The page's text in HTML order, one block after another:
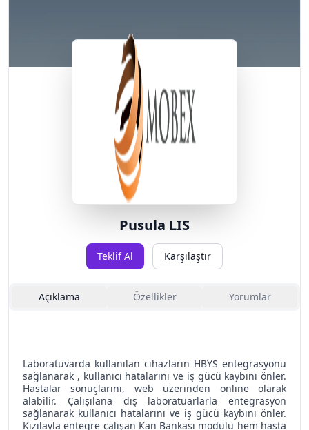
Pusula LIS
Teklif Al Karşılaştır
Açıklama Özellikler Yorumlar
Laboratuvarda kullanılan cihazların HBYS entegrasyonu
sağlanarak , kullanıcı hatalarını ve iş gücü kaybını önler.
Hastalar sonuçlarını, web üzerinden online olarak
alabilir. Çalışılana dış laboratuarlarla entegrasyon
sağlanarak kullanıcı hatalarını ve iş gücü kaybını önler.
Kızılayla entegre çalışan Kan Bankası modülü hem hasta